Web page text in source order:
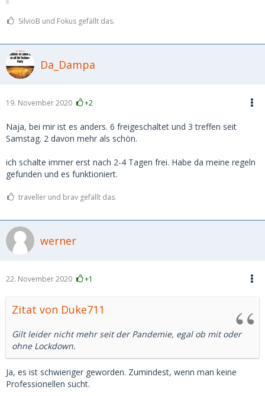
SilvioB und Fokus gefällt das.
Da_Dampa
19. November 2020 +2
Naja, bei mir ist es anders. 6 freigeschaltet und 3 treffen seit
Samstag. 2 davon mehr als schön.
ich schalte immer erst nach 2-4 Tagen frei. Habe da meine regeln
gefunden und es funktioniert.
traveller und brav gefällt das.
werner
22. November 2020 +1
Zitat von Duke711
Gilt leider nicht mehr seit der Pandemie, egal ob mit oder
ohne Lockdown.
Ja, es ist schwieriger geworden. Zumindest, wenn man keine
Professionellen sucht.